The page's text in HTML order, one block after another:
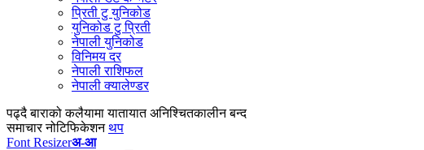
प्रिती टु युनिकोड
युनिकोड टु प्रिती
नेपाली युनिकोड
विनिमय दर
नेपाली राशिफल
नेपाली क्यालेण्डर
पढ्दै बाराको कलैयामा यातायात अनिश्चितकालीन बन्द
समाचार नोटिफिकेशन थप
Font Resizerअ-आ